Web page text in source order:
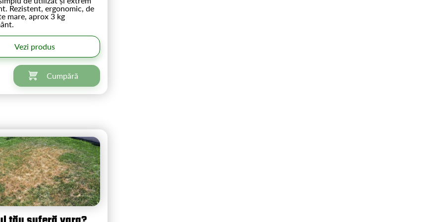
Rezistent, ergonomic, de
mare, aprox 3 kg
Vezi produs
Cumpără